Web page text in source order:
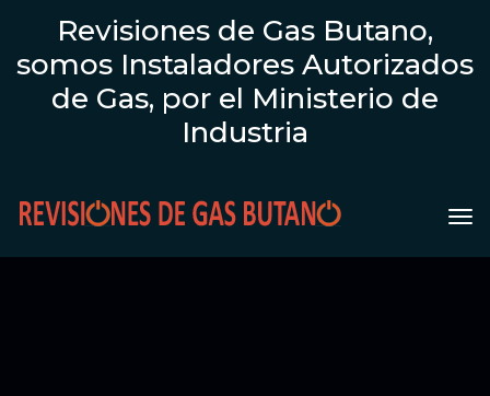
Revisiones de Gas Butano,
somos Instaladores Autorizados
de Gas, por el Ministerio de
Industria